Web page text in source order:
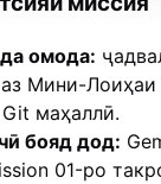
омода:
Мини-Лоиҳаи
маҳаллӣ.
бояд дод:
01-ро